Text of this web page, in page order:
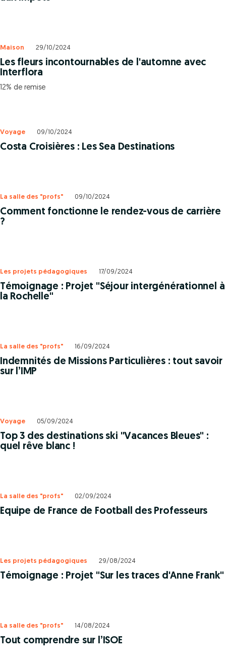
Maison 29/10/2024
Les fleurs incontournables de l'automne avec
Interflora
12% de remise
Voyage 09/10/2024
Costa Croisières : Les Sea Destinations
La salle des "profs" 09/10/2024
Comment fonctionne le rendez-vous de carrière
?
Les projets pédagogiques 17/09/2024
Témoignage : Projet "Séjour intergénérationnel à
la Rochelle"
La salle des "profs" 16/09/2024
Indemnités de Missions Particulières : tout savoir
sur l’IMP
Voyage 05/09/2024
Top 3 des destinations ski "Vacances Bleues" :
quel rêve blanc !
La salle des "profs" 02/09/2024
Equipe de France de Football des Professeurs
Les projets pédagogiques 29/08/2024
Témoignage : Projet "Sur les traces d'Anne Frank"
La salle des "profs" 14/08/2024
Tout comprendre sur l’ISOE